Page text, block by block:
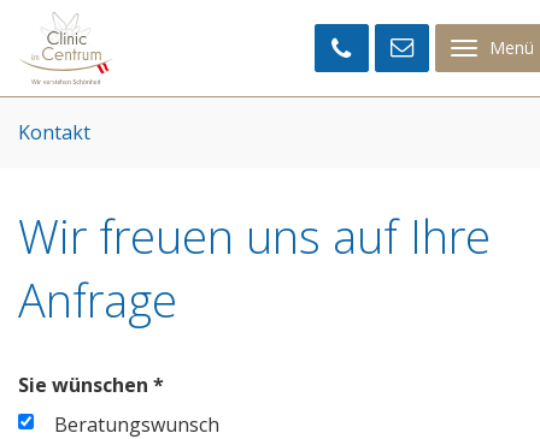
Menü
Clinic
Centrum
Kontakt
Wir freuen uns auf Ihre
Anfrage
Sie wünschen *
Beratungswunsch